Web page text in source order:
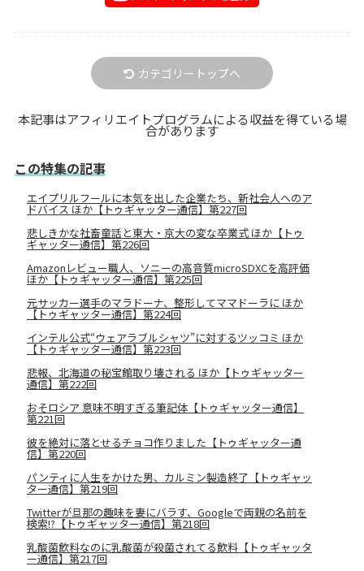
カテゴリートップへ
本記事はアフィリエイトプログラムによる収益を得ている場
合があります
この特集の記事
エイプリルフールに本気を出した企業たち、新社会人へのア
ドバイス ほか【トゥギャッター通信】第227回
悲しきかな社畜童話と東大・京大の変な卒業式 ほか【トゥ
ギャッター通信】第226回
Amazonレビュー職人、ソニーの高音質microSDXCを高評価
ほか【トゥギャッター通信】第225回
元サッカー選手のマラドーナ、整形してママドーラに ほか
【トゥギャッター通信】第224回
インテル公式“ウェアラブルシャツ”に対するツッコミ ほか
【トゥギャッター通信】第223回
悲報、北海道の秘宝館取り壊される ほか【トゥギャッター
通信】第222回
おそロシア 意味不明すぎる筆記体【トゥギャッター通信】
第221回
彼を絶対に落とせるチョコ作りました【トゥギャッター通
信】第220回
パンティに人生をかけた男、カルミン製造終了【トゥギャッ
ター通信】第219回
Twitterが旦那の趣味を妻にバラす、Googleで両親の名前を
検索!?【トゥギャッター通信】第218回
乳酸菌飲料なのに乳酸菌が殺菌されてる飲料【トゥギャッタ
ー通信】第217回